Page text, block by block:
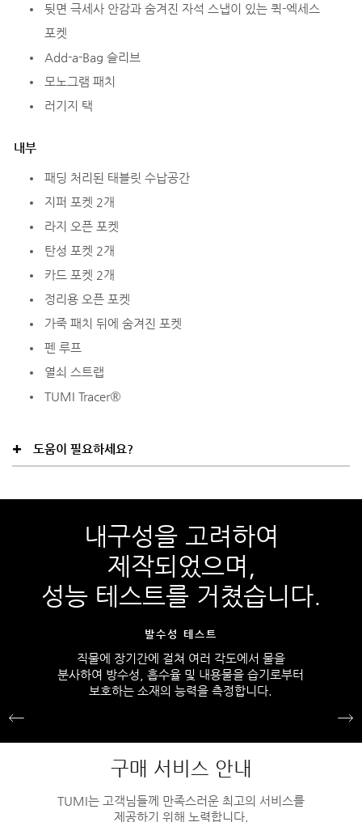
뒷면 극세사 안감과 숨겨진 자석 스냅이 있는 퀵-엑세스
포켓
Add-a-Bag 슬리브
모노그램 패치
러기지 택
내부
패딩 처리된 태블릿 수납공간
지퍼 포켓 2개
라지 오픈 포켓
탄성 포켓 2개
카드 포켓 2개
정리용 오픈 포켓
가죽 패치 뒤에 숨겨진 포켓
펜 루프
열쇠 스트랩
TUMI Tracer®
도움이 필요하세요?
내구성을 고려하여
제작되었으며,
성능 테스트를 거쳤습니다.
발수성 테스트
직물에 장기간에 걸쳐 여러 각도에서 물을
분사하여 방수성, 흡수율 및 내용물을 습기로부터
보호하는 소재의 능력을 측정합니다.
구매 서비스 안내
TUMI는 고객님들께 만족스러운 최고의 서비스를
제공하기 위해 노력합니다.